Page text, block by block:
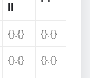
ll
{}.{}
{}.{}
{}.{}
{}.{}